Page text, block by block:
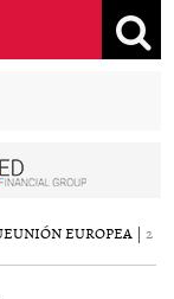
UNIÓN EUROPEA | 2